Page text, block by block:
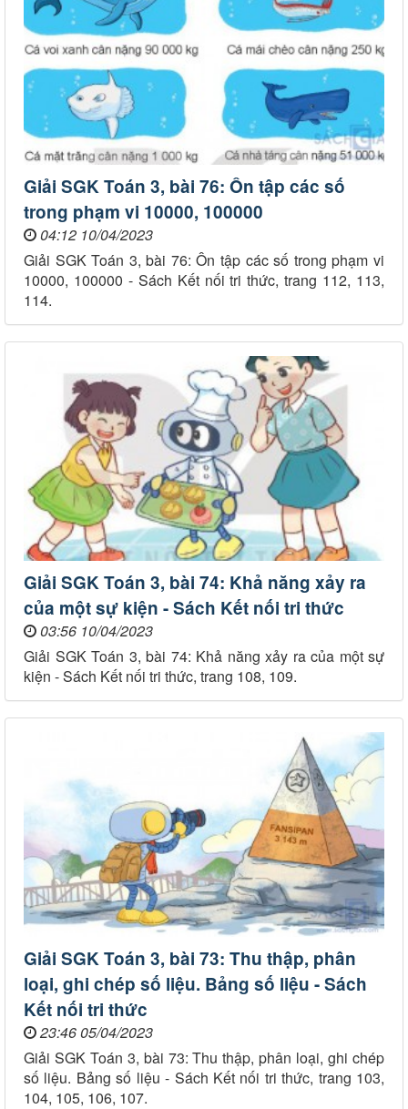
Giải SGK Toán 3, bài 76: Ôn tập các số
trong phạm vi 10000, 100000
04:12 10/04/2023
Giải SGK Toán 3, bài 76: Ôn tập các số trong phạm vi
10000, 100000 - Sách Kết nối tri thức, trang 112, 113,
114.
Giải SGK Toán 3, bài 74: Khả năng xảy ra
của một sự kiện - Sách Kết nối tri thức
03:56 10/04/2023
Giải SGK Toán 3, bài 74: Khả năng xảy ra của một sự
kiện - Sách Kết nối tri thức, trang 108, 109.
Giải SGK Toán 3, bài 73: Thu thập, phân
loại, ghi chép số liệu. Bảng số liệu - Sách
Kết nối tri thức
23:46 05/04/2023
Giải SGK Toán 3, bài 73: Thu thập, phân loại, ghi chép
số liệu. Bảng số liệu - Sách Kết nối tri thức, trang 103,
104, 105, 106, 107.